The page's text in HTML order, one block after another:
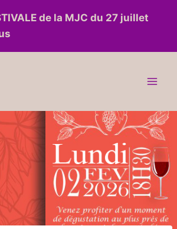
de la MJC du 27 juillet